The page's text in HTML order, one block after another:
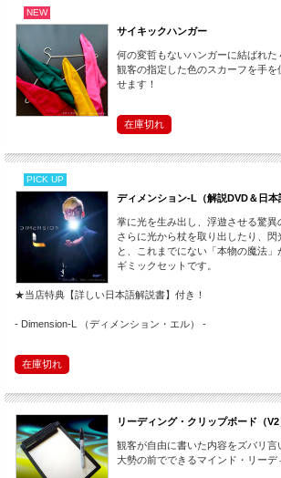
手軽に使える「魔法の電球」。あなたのアイディアで是非
下さい。
電球を取り替えるのに、何人の官僚が必要でしょう？
２人です。
１人が取り替えて、もう１人がその作業を台無しにする
付属の説明書には、このようなアメリカの「電球を使っ
上記の他にも沢山の種類が紹介されていて、演技の合間に
す事で笑いをとることができます。
（皮肉がたっぷりなところは、さすがアメリカ・・・笑え
NEW
サイキックハンガー
何の変哲もないハンガーに結ばれた
観客の指定した色のスカーフを手
せます！
在庫切れ
PICK UP
ディメンション-L（解説DVD＆日本
掌に光を生み出し、浮遊させる驚異
さらに光から杖を取り出したり、閃
と、これまでにない「本物の魔法
ギミックセットです。
★当店特典【詳しい日本語解説書】付き！
- Dimension-L （ディメンション・エル） -
在庫切れ
リーディング・クリップボード（
観客が自由に書いた内容をズバリ言
大勢の前でできるマインド・リーデ